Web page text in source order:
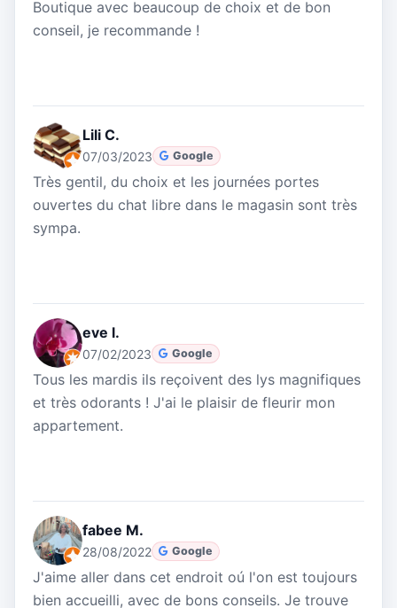
Boutique avec beaucoup de choix et de bon
conseil, je recommande !
Lili C.
07/03/2023 Google
Très gentil, du choix et les journées portes
ouvertes du chat libre dans le magasin sont très
sympa.
eve l.
07/02/2023 Google
Tous les mardis ils reçoivent des lys magnifiques
et très odorants ! J'ai le plaisir de fleurir mon
appartement.
fabee M.
28/08/2022 Google
J'aime aller dans cet endroit oú l'on est toujours
bien accueilli, avec de bons conseils. Je trouve